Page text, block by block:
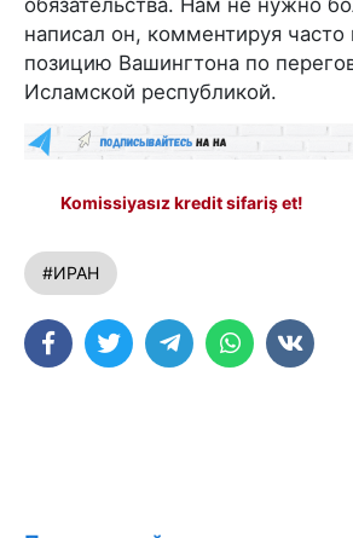
обязательства. Нам не нужно
написал он, комментируя
позицию Вашингтона по
Исламской республикой.
Komissiyasız kredit sifariş et!
#ИРАН